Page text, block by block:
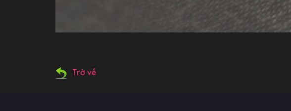
Trở về